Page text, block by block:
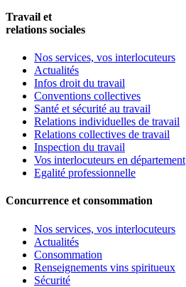
Travail et
relations sociales
Nos services, vos interlocuteurs
Actualités
Infos droit du travail
Conventions collectives
Santé et sécurité au travail
Relations individuelles de travail
Relations collectives de travail
Inspection du travail
Vos interlocuteurs en département
Egalité professionnelle
Concurrence et consommation
Nos services, vos interlocuteurs
Actualités
Consommation
Renseignements vins spiritueux
Sécurité